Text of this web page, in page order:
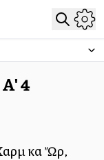
Α'4
καὶ Ὤρ,